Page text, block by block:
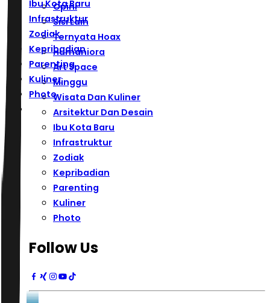
Ibu Kota Baru
Infrastruktur
Zodiak
Kepribadian
Parenting
Kuliner
Photo
Opini
Sisi Lain
Ternyata Hoax
Humaniora
Art Space
Minggu
Wisata Dan Kuliner
Arsitektur Dan Desain
Ibu Kota Baru
Infrastruktur
Zodiak
Kepribadian
Parenting
Kuliner
Photo
Follow Us